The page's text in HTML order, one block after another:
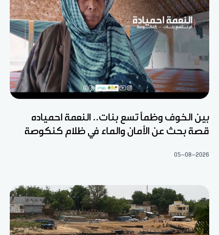
بين الخوف وظمأ تسع بنات.. النعمة احمياده
قصة بحث عن الأمان والماء في ظلام كنكوصة
05-08-2026